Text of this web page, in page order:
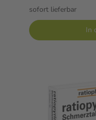
sofort lieferbar
In